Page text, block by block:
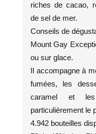
riches de cacao,
de sel de mer.
Conseils de
Mount Gay
ou sur glace.
Il accompagne à
fumées, les
caramel et
particulièrement le
4.942 bouteilles